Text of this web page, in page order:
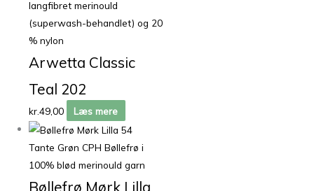
langfibret merinould
(superwash-behandlet) og 20
% nylon
Arwetta Classic
Teal 202
kr.49,00 Læs mere
Tante Grøn CPH Bøllefrø i
100% blød merinould garn
Bøllefrø Mørk Lilla